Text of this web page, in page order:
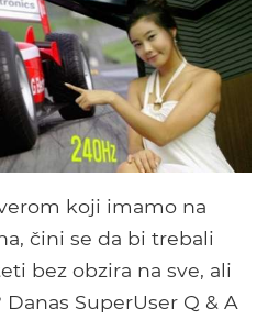
koji imamo na
čini se da bi trebali
bez obzira na sve, ali
SuperUser Q & A